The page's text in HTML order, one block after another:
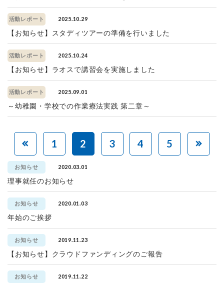
活動レポート 2025.10.29
【お知らせ】スタディツアーの準備を行いました
活動レポート 2025.10.24
【お知らせ】ラオスで講習会を実施しました
活動レポート 2025.09.01
～幼稚園・学校での作業療法実践 第二章～
1 2 3 4 5
お知らせ 2020.03.01
理事就任のお知らせ
お知らせ 2020.01.03
年始のご挨拶
お知らせ 2019.11.23
【お知らせ】クラウドファンディングのご報告
お知らせ 2019.11.22